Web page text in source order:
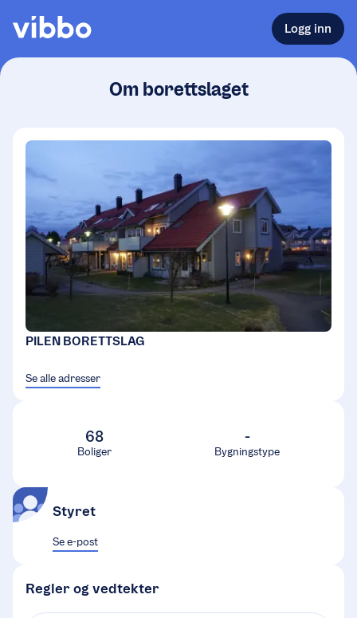
Logg inn
Om borettslaget
PILEN BORETTSLAG
Se alle adresser
68
Boliger
-
Bygningstype
Styret
Se e-post
Regler og vedtekter